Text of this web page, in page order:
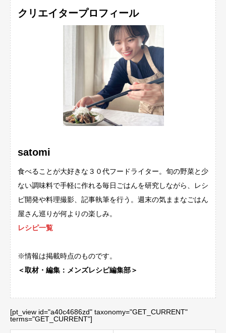
クリエイタープロフィール
satomi
食べることが大好きな３０代フードライター。旬の野菜と少
ない調味料で手軽に作れる毎日ごはんを研究しながら、レシ
ピ開発や料理撮影、記事執筆を行う。週末の気ままなごはん
屋さん巡りが何よりの楽しみ。
レシピ一覧
※情報は掲載時点のものです。
＜取材・編集：メンズレシピ編集部＞
[pt_view id="a40c4686zd" taxonomy="GET_CURRENT"
terms="GET_CURRENT"]